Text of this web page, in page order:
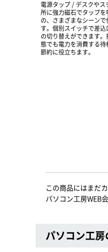
電源タップ / デスクや
所に強力磁石でタップ
の、さまざまなシーン
す。個別スイッチで差
の切り替えができます
態でも電力を消費する
節約に役立ちます。
この商品にはまだ
パソコン工房WEB
パソコン工